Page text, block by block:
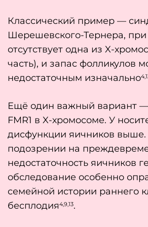
Классический пример —
Шерешевского-Тернера, при
отсутствует одна из X-
часть), и запас фолликулов
недостаточным изначально
Ещё один важный вариант
FMR1 в X-хромосоме. У
дисфункции яичников
подозрении на
недостаточность яичников
обследование особенно
семейной истории раннего
бесплодия4,9,13.